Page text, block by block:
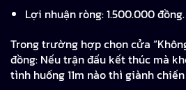
Lợi nhuận ròng: 1.500.000 đồng.
Trong trường hợp chọn cửa
đồng: Nếu trận đấu kết thúc mà
tình huống 11m nào thì giành